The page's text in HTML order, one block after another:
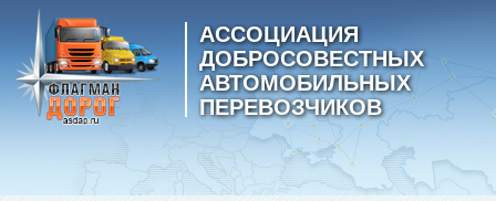
АССОЦИАЦИЯ
ДОБРОСОВЕСТНЫХ
АВТОМОБИЛЬНЫХ
ПЕРЕВОЗЧИКОВ